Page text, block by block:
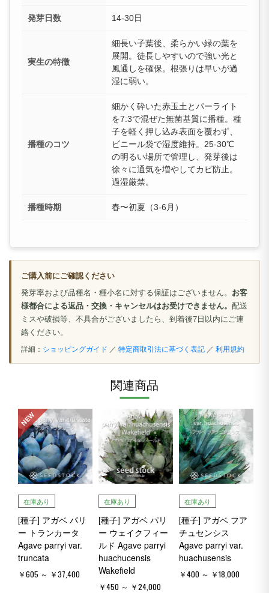
発芽日数 14-30日
実生の特徴
細長い子葉後、柔らかい緑の葉を
展開。徒長しやすいので強い光と
風通しを確保。根張りは早いが過
湿に弱い。
播種のコツ
細かく砕いた赤玉土とパーライト
を7:3で混ぜた無菌基質に播種。種
子を軽く押し込み表面を覆わず、
ビニール袋で湿度維持。25-30℃
の明るい場所で管理し、発芽後は
徐々に通気を増やしてカビ防止。
過湿厳禁。
播種時期 春〜初夏（3-6月）
ご購入前にご確認ください
発芽率および品種名・種小名に対する保証はございません。 お客
様都合による返品・交換・キャンセルはお受けできません。 配送
ミスや破損等、不具合がございましたら、到着後7日以内にご連
絡ください。
詳細： ショッピングガイド ／ 特定商取引法に基づく表記 ／ 利用規約
関連商品
NEW
在庫あり
[種子] アガベ パリ
ー トランカータ
Agave parryi var.
truncata
￥605 ～ ￥37,400
在庫あり
[種子] アガベ パリ
ー ウェイクフィー
ルド Agave parryi
huachucensis
Wakefield
￥450 ～ ￥24,000
在庫あり
[種子] アガベ フア
チュセンシス
Agave parryi var.
huachusensis
￥400 ～ ￥18,000